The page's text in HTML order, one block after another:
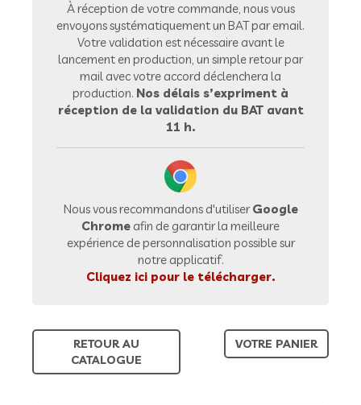
À réception de votre commande, nous vous
envoyons systématiquement un BAT par email.
Votre validation est nécessaire avant le
lancement en production, un simple retour par
mail avec votre accord déclenchera la
production. Nos délais s’expriment à
réception de la validation du BAT avant
11 h.
Nous vous recommandons d'utiliserGoogle
Chrome afin de garantir la meilleure
expérience de personnalisation possible sur
notre applicatif.
Cliquez ici pour le télécharger.
RETOUR AU
CATALOGUE
VOTRE PANIER